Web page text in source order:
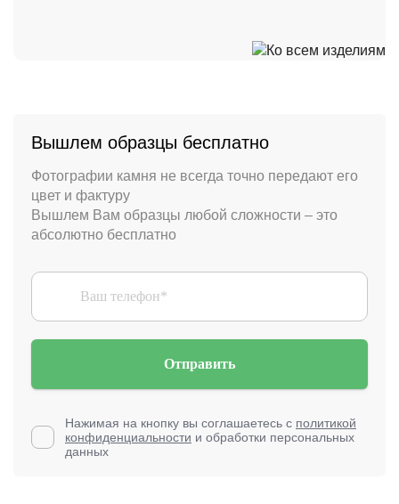
Вышлем образцы бесплатно
Фотографии камня не всегда точно передают его
цвет и фактуру
Вышлем Вам образцы любой сложности – это
абсолютно бесплатно
Отправить
Нажимая на кнопку вы соглашаетесь с политикой
конфиденциальности и обработки персональных
данных